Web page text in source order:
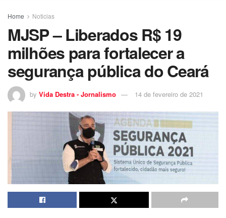
Home Noticias
MJSP – Liberados R$ 19
milhões para fortalecer a
segurança pública do Ceará
by Vida Destra - Jornalismo 14 de fevereiro de 2021